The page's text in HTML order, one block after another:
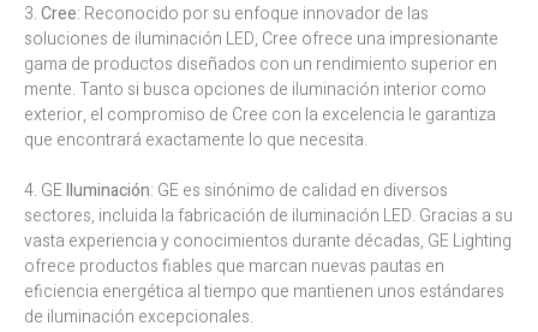
3.Cree: Reconocido por su enfoque innovador de las
soluciones de iluminación LED, Cree ofrece una impresionante
gama de productos diseñados con un rendimiento superior en
mente. Tanto si busca opciones de iluminación interior como
exterior, el compromiso de Cree con la excelencia le garantiza
que encontrará exactamente lo que necesita.
4. GEIluminación: GE es sinónimo de calidad en diversos
sectores, incluida la fabricación de iluminación LED. Gracias a su
vasta experiencia y conocimientos durante décadas, GE Lighting
ofrece productos fiables que marcan nuevas pautas en
eficiencia energética al tiempo que mantienen unos estándares
de iluminación excepcionales.